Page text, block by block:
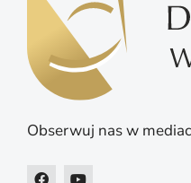
Obserwuj nas w